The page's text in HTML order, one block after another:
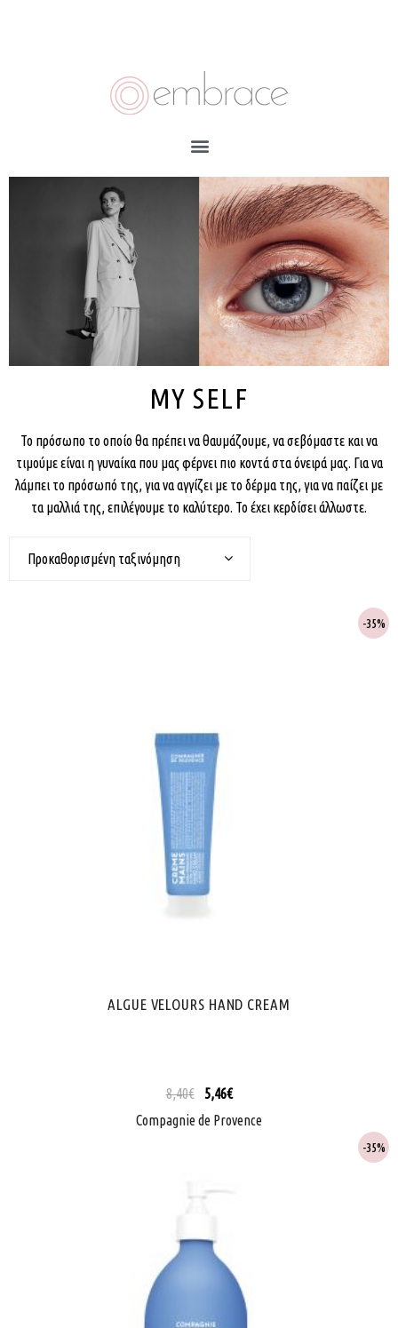
ΣΎΝΔΕΣΗ
MY SELF
Το πρόσωπο το οποίο θα πρέπει να θαυμάζουμε, να σεβόμαστε και να
τιμούμε είναι η γυναίκα που μας φέρνει πιο κοντά στα όνειρά μας. Για να
λάμπει το πρόσωπό της, για να αγγίζει με το δέρμα της, για να παίζει με
τα μαλλιά της, επιλέγουμε το καλύτερο. Το έχει κερδίσει άλλωστε.
Προκαθορισμένη ταξινόμηση
35%
ALGUE VELOURS HAND CREAM
8,40€ 5,46€
Compagnie de Provence
35%